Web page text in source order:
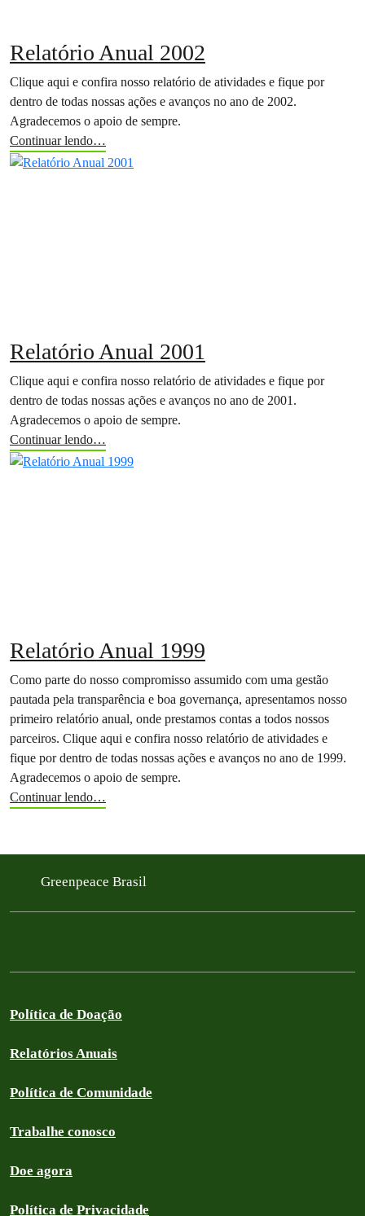
Relatório Anual 2002
Clique aqui e confira nosso relatório de atividades e fique por
dentro de todas nossas ações e avanços no ano de 2002.
Agradecemos o apoio de sempre.
Continuar lendo…
Relatório Anual 2001
Clique aqui e confira nosso relatório de atividades e fique por
dentro de todas nossas ações e avanços no ano de 2001.
Agradecemos o apoio de sempre.
Continuar lendo…
Relatório Anual 1999
Como parte do nosso compromisso assumido com uma gestão
pautada pela transparência e boa governança, apresentamos nosso
primeiro relatório anual, onde prestamos contas a todos nossos
parceiros. Clique aqui e confira nosso relatório de atividades e
fique por dentro de todas nossas ações e avanços no ano de 1999.
Agradecemos o apoio de sempre.
Continuar lendo…
Greenpeace Brasil
Política de Doação
Relatórios Anuais
Política de Comunidade
Trabalhe conosco
Doe agora
Política de Privacidade